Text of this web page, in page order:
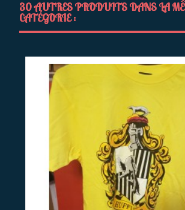
30 AUTRES PRODUITS DANS LA
CATÉGORIE :